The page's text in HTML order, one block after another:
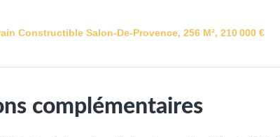
Constructible Salon-De-Provence, 256 M², 210 000 €
complémentaires